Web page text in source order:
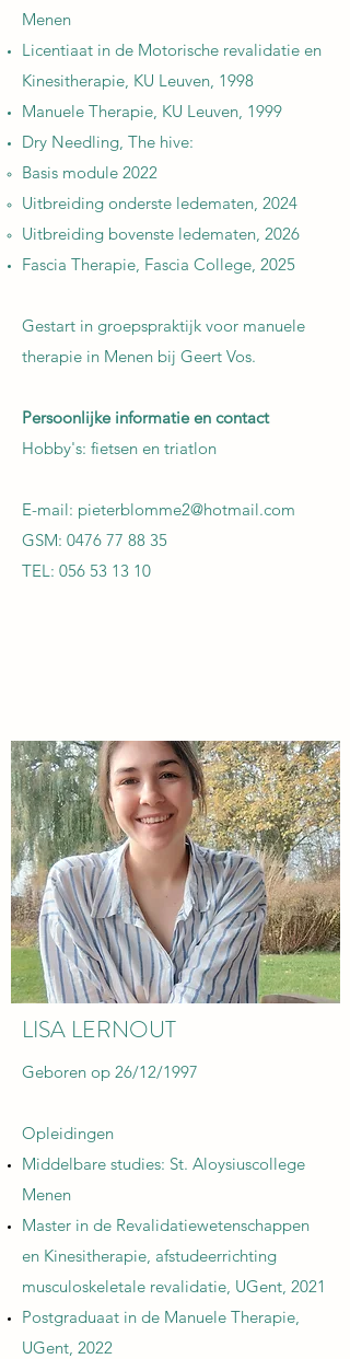
Menen​
Licentiaat in de Motorische revalidatie en
Kinesitherapie, KU Leuven, 1998
Manuele Therapie, KU Leuven, 1999
Dry Needling, The hive:
Basis module 2022
Uitbreiding onderste ledematen, 2024
Uitbreiding bovenste ledematen, 2026
Fascia Therapie, Fascia College, 2025
Gestart in groepspraktijk voor manuele
therapie in Menen bij Geert Vos.
Persoonlijke informatie en contact
Hobby's: fietsen en triatlon
E-mail: pieterblomme2@hotmail.com
GSM: 0476 77 88 35
TEL: 056 53 13 10
LISA LERNOUT
Geboren op 26/12/1997
Opleidingen
Middelbare studies: St. Aloysiuscollege
Menen​
Master in de Revalidatiewetenschappen
en Kinesitherapie, afstudeerrichting
musculoskeletale revalidatie, UGent, 2021
Postgraduaat in de Manuele Therapie,
UGent, 2022